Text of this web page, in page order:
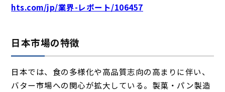
hts.com/jp/業界-レポート/106457
日本市場の特徴
日本では、食の多様化や高品質志向の高まりに伴い、
バター市場への関心が拡大している。製菓・パン製造